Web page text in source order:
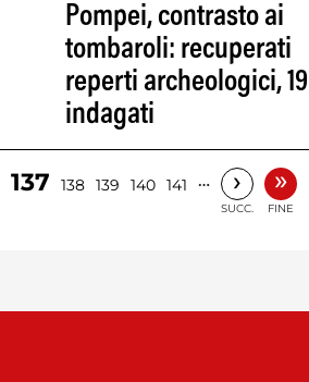
Pompei, contrasto ai
tombaroli: recuperati
reperti archeologici, 19
indagati
137 138 139 140 141 … ›
SUCC.
»
FINE